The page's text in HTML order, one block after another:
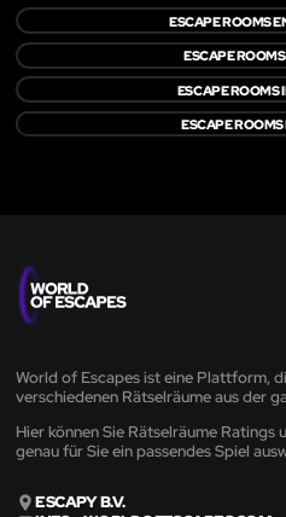
ESCAPE ROOMS
ESCAPE
ESCAPE ROOMS
ESCAPE
World of Escapes ist eine Plattform,
verschiedenen Rätselräume aus der
Hier können Sie Rätselräume Ratings
genau für Sie ein passendes Spiel
ESCAPY B.V.